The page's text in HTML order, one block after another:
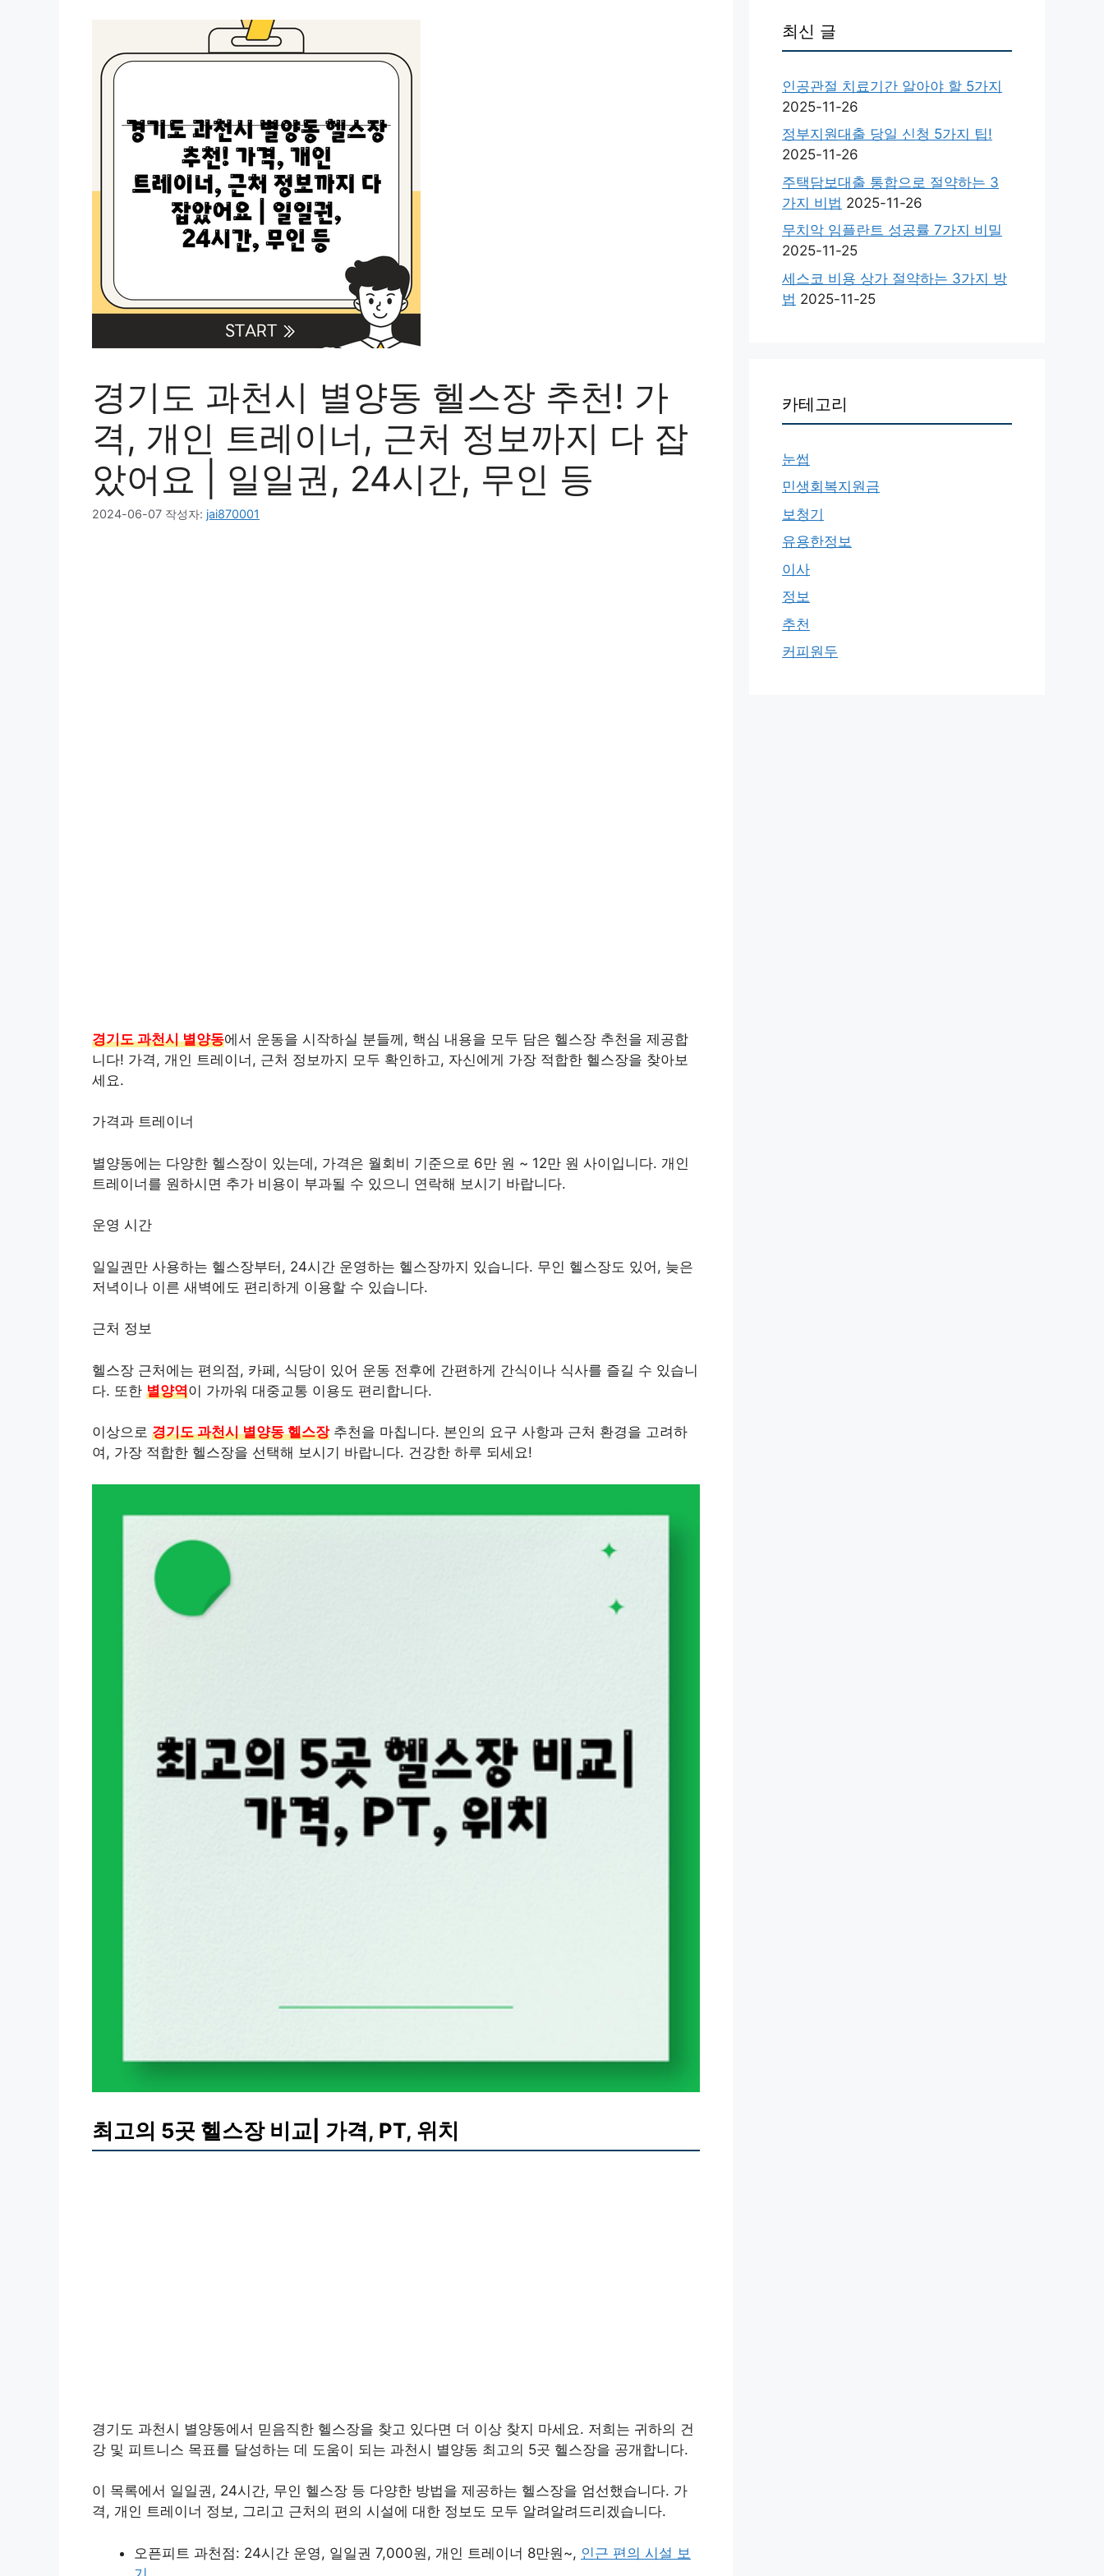
경기도 과천시 별양동 헬스장 추천! 가
격, 개인 트레이너, 근처 정보까지 다 잡
았어요 | 일일권, 24시간, 무인 등
2024-06-07 작성자: jai870001
경기도 과천시 별양동에서 운동을 시작하실 분들께, 핵심 내용을 모두 담은 헬스장 추천을 제공합
니다! 가격, 개인 트레이너, 근처 정보까지 모두 확인하고, 자신에게 가장 적합한 헬스장을 찾아보
세요.
가격과 트레이너
별양동에는 다양한 헬스장이 있는데, 가격은 월회비 기준으로 6만 원 ~ 12만 원 사이입니다. 개인
트레이너를 원하시면 추가 비용이 부과될 수 있으니 연락해 보시기 바랍니다.
운영 시간
일일권만 사용하는 헬스장부터, 24시간 운영하는 헬스장까지 있습니다. 무인 헬스장도 있어, 늦은
저녁이나 이른 새벽에도 편리하게 이용할 수 있습니다.
근처 정보
헬스장 근처에는 편의점, 카페, 식당이 있어 운동 전후에 간편하게 간식이나 식사를 즐길 수 있습니
다. 또한 별양역이 가까워 대중교통 이용도 편리합니다.
이상으로 경기도 과천시 별양동 헬스장추천을 마칩니다. 본인의 요구 사항과 근처 환경을 고려하
여, 가장 적합한 헬스장을 선택해 보시기 바랍니다. 건강한 하루 되세요!
최고의 5곳 헬스장 비교| 가격, PT, 위치
경기도 과천시 별양동에서 믿음직한 헬스장을 찾고 있다면 더 이상 찾지 마세요. 저희는 귀하의 건
강 및 피트니스 목표를 달성하는 데 도움이 되는 과천시 별양동 최고의 5곳 헬스장을 공개합니다.
이 목록에서 일일권, 24시간, 무인 헬스장 등 다양한 방법을 제공하는 헬스장을 엄선했습니다. 가
격, 개인 트레이너 정보, 그리고 근처의 편의 시설에 대한 정보도 모두 알려알려드리겠습니다.
오픈피트 과천점: 24시간 운영, 일일권 7,000원, 개인 트레이너 8만원~, 인근 편의 시설 보
최신 글
인공관절 치료기간 알아야 할 5가지
2025-11-26
정부지원대출 당일 신청 5가지 팁!
2025-11-26
주택담보대출 통합으로 절약하는 3
가지 비법 2025-11-26
무치악 임플란트 성공률 7가지 비밀
2025-11-25
세스코 비용 상가 절약하는 3가지 방
법 2025-11-25
카테고리
눈썹
민생회복지원금
보청기
유용한정보
이사
정보
추천
커피원두